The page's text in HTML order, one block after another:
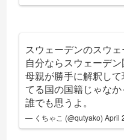
スウェーデンのスウェ
自分ならスウェーデン
母親が勝手に解釈し
てる国の国籍じゃな
誰でも思うよ。
— くちゃこ (@qutyako)April